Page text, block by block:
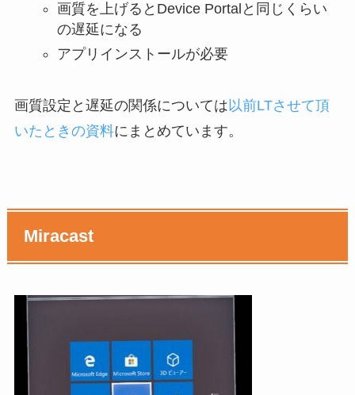
画質を上げるとDevice Portalと同じくらい
の遅延になる
アプリインストールが必要
画質設定と遅延の関係については 以前LTさせて頂
いたときの資料にまとめています。
Miracast